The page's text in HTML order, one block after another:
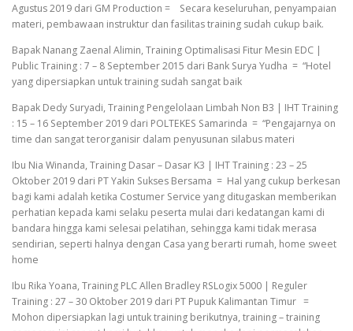
Agustus 2019 dari GM Production = Secara keseluruhan, penyampaian
materi, pembawaan instruktur dan fasilitas training sudah cukup baik.
Bapak Nanang Zaenal Alimin, Training Optimalisasi Fitur Mesin EDC |
Public Training : 7 – 8 September 2015 dari Bank Surya Yudha = “Hotel
yang dipersiapkan untuk training sudah sangat baik
Bapak Dedy Suryadi, Training Pengelolaan Limbah Non B3 | IHT Training
: 15 – 16 September 2019 dari POLTEKES Samarinda = “Pengajarnya on
time dan sangat terorganisir dalam penyusunan silabus materi
Ibu Nia Winanda, Training Dasar – Dasar K3 | IHT Training : 23 – 25
Oktober 2019 dari PT Yakin Sukses Bersama = Hal yang cukup berkesan
bagi kami adalah ketika Costumer Service yang ditugaskan memberikan
perhatian kepada kami selaku peserta mulai dari kedatangan kami di
bandara hingga kami selesai pelatihan, sehingga kami tidak merasa
sendirian, seperti halnya dengan Casa yang berarti rumah, home sweet
home
Ibu Rika Yoana, Training PLC Allen Bradley RSLogix 5000 | Reguler
Training : 27 – 30 Oktober 2019 dari PT Pupuk Kalimantan Timur =
Mohon dipersiapkan lagi untuk training berikutnya, training – training